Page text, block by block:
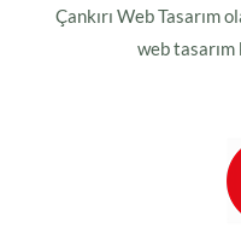
Çankırı Web Tasarım
web tasarım